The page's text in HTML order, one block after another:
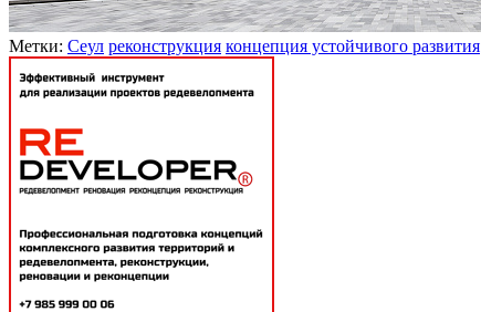
Метки: Сеул реконструкция концепция устойчивого развития